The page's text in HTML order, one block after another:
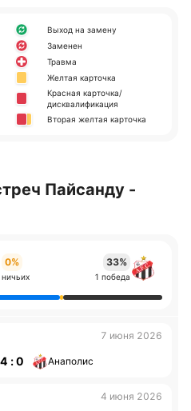
Выход на замену
Заменен
Травма
Желтая карточка
Красная карточка/
дисквалификация
Вторая желтая карточка
Пайсанду -
0%
ничьих
33%
1 победа
7 июня 2026
4 : 0 Анаполис
4 июня 2026